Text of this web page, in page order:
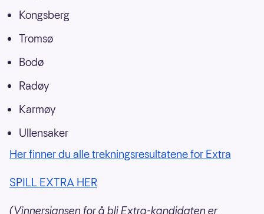
Kongsberg
Tromsø
Bodø
Radøy
Karmøy
Ullensaker
Her finner du alle trekningsresultatene for Extra
SPILL EXTRA HER
(Vinnersjansen for å bli Extra-kandidaten er